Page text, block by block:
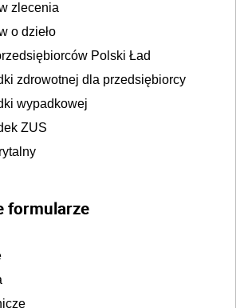
zlecenia
o dzieło
Polski Ład
zdrowotnej dla przedsiębiorcy
wypadkowej
ZUS
formularze